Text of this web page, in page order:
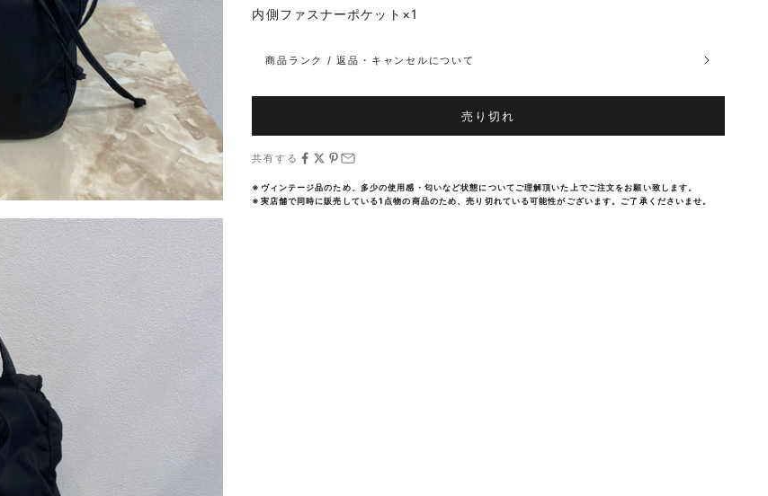
内側ファスナーポケット×1
商品ランク / 返品・キャンセルについて
売り切れ
共有する
※ヴィンテージ品のため、多少の使用感・匂いなど状態についてご理解頂いた上でご注文をお願い致します。
※実店舗で同時に販売している1点物の商品のため、売り切れている可能性がございます。ご了承くださいませ。